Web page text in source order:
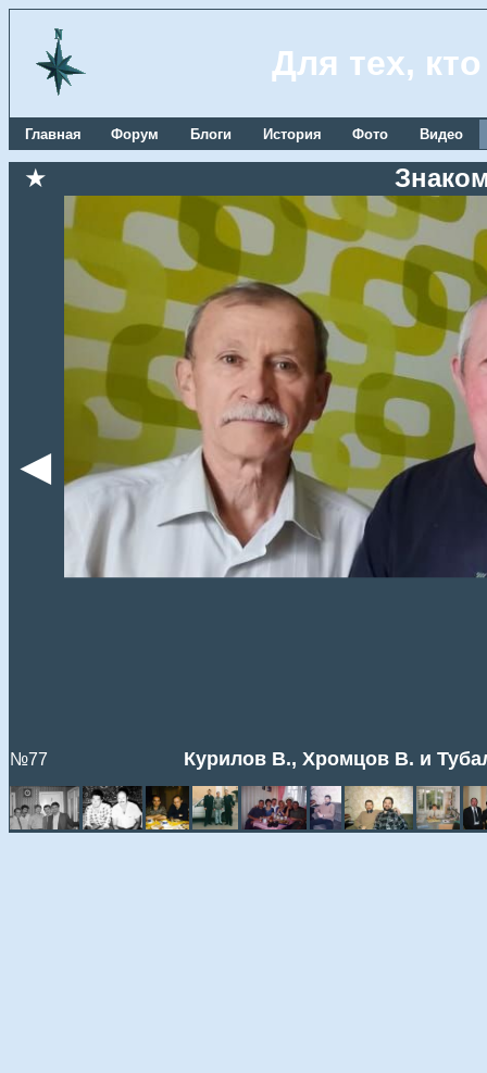
Для тех,
Главная Форум Блоги История Фото Видео
★
◄
№77 Курилов В., Хромцов В. и